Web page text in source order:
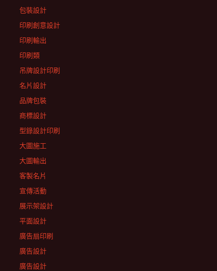
包裝設計
印刷創意設計
印刷輸出
印刷類
吊牌設計印刷
名片設計
品牌包裝
商標設計
型錄設計印刷
大圖施工
大圖輸出
客製名片
宣傳活動
展示架設計
平面設計
廣告扇印刷
廣告設計
廣告設計